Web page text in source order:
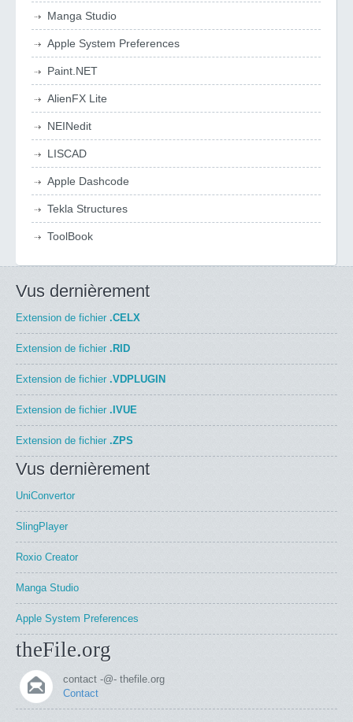
Manga Studio
Apple System Preferences
Paint.NET
AlienFX Lite
NEINedit
LISCAD
Apple Dashcode
Tekla Structures
ToolBook
Vus dernièrement
Extension de fichier .CELX
Extension de fichier .RID
Extension de fichier .VDPLUGIN
Extension de fichier .IVUE
Extension de fichier .ZPS
Vus dernièrement
UniConvertor
SlingPlayer
Roxio Creator
Manga Studio
Apple System Preferences
theFile.org
contact -@- thefile.org
Contact